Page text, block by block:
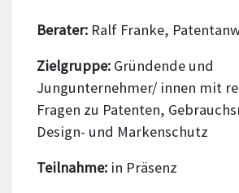
Berater: Ralf Franke,
Zielgruppe: Gründende und
Jungunternehmer/ innen mit
Fragen zu Patenten,
Design- und Markenschutz
Teilnahme: in Präsenz